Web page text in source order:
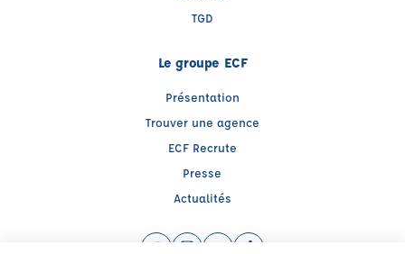
TGD
Le groupe ECF
Présentation
Trouver une agence
ECF Recrute
Presse
Actualités